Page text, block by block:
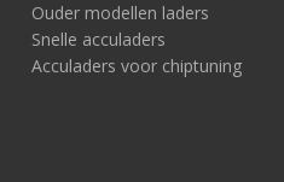
Ouder modellen laders
Snelle acculaders
Acculaders voor chiptuning